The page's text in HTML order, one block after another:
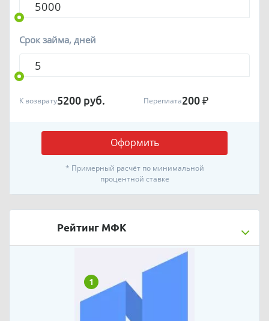
Срок займа, дней
Оформить
К возврату5200 руб. Переплата200 ₽
* Примерный расчёт по минимальной
процентной ставке
Рейтинг МФК
1